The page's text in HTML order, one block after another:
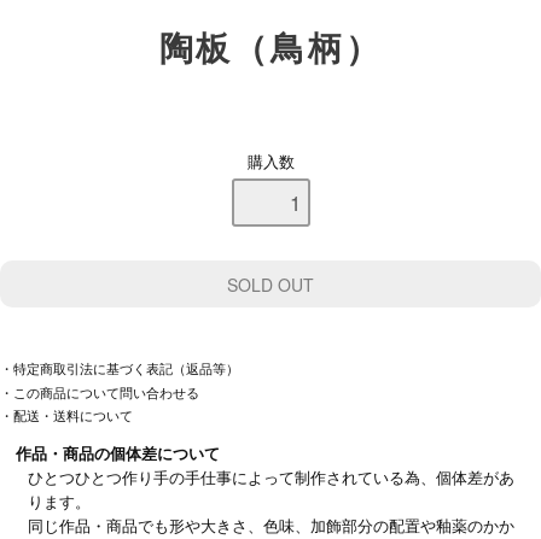
陶板（鳥柄）
購入数
・特定商取引法に基づく表記（返品等）
・この商品について問い合わせる
・配送・送料について
作品・商品の個体差について
ひとつひとつ作り手の手仕事によって制作されている為、個体差があ
ります。
同じ作品・商品でも形や大きさ、色味、加飾部分の配置や釉薬のかか